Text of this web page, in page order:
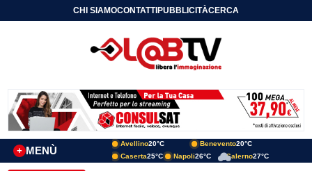
CHI SIAMOCONTATTIPUBBLICITÀCERCA
MENÙ
+
Avellino20°C Benevento20°C
Caserta25°C Napoli26°C Salerno27°C